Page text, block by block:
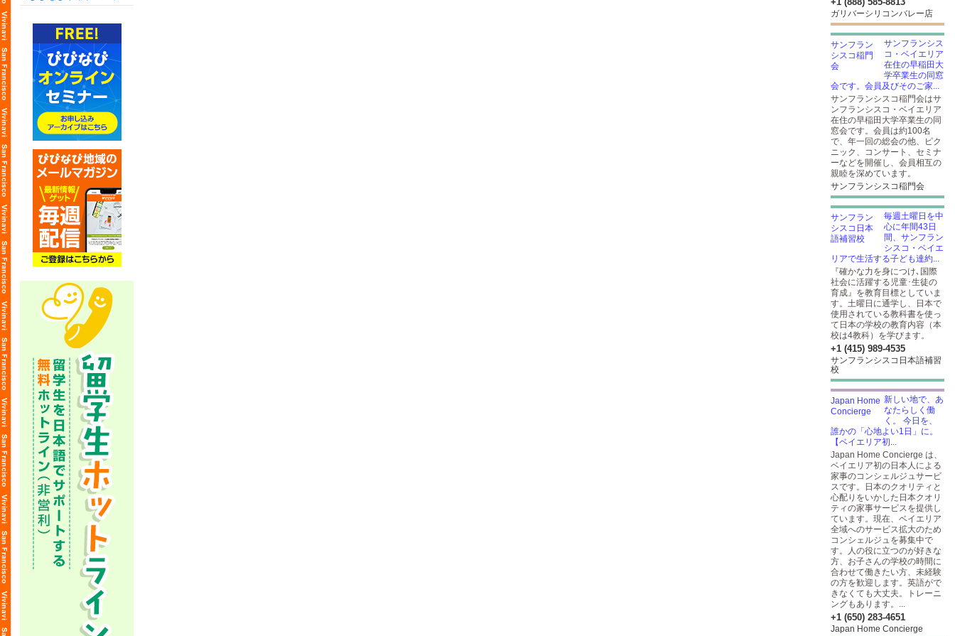
ガリバーシリコンバレー店
サンフランシス
コ・ベイエリア
在住の早稲田大
学卒業生の同窓
会です。会員及びそのご家...
サンフランシスコ稲門会はサ
ンフランシスコ・ベイエリア
在住の早稲田大学卒業生の同
窓会です。会員は約100名
で、年一回の総会の他、ピク
ニック、コンサート、セミナ
ーなどを開催し、会員相互の
親睦を深めています。
サンフランシスコ稲門会
毎週土曜日を中
心に年間43日
間、サンフラン
シスコ・ベイエ
リアで生活する子ども達約...
『確かな力を身につけ､国際
社会に活躍する児童･生徒の
育成』を教育目標としていま
す。土曜日に通学し、日本で
使用されている教科書を使っ
て日本の学校の教育内容（本
校は4教科）を学びます。
+1 (415) 989-4535
サンフランシスコ日本語補習
校
新しい地で、あ
なたらしく働
く。 今日を、
誰かの「心地よい1日」に。
【ベイエリア初...
Japan Home Concierge は、
ベイエリア初の日本人による
家事のコンシェルジュサービ
スです。日本のクオリティと
心配りをいかした日本クオリ
ティの家事サービスを提供し
ています。現在、ベイエリア
全域へのサービス拡大のため
コンシェルジュを募集中で
す。人の役に立つのが好きな
方、お子さんの学校の時間に
合わせて働きたい方、未経験
の方を歓迎します。英語がで
きなくても大丈夫。トレーニ
ングもあります。...
+1 (650) 283-4651
Japan Home Concierge